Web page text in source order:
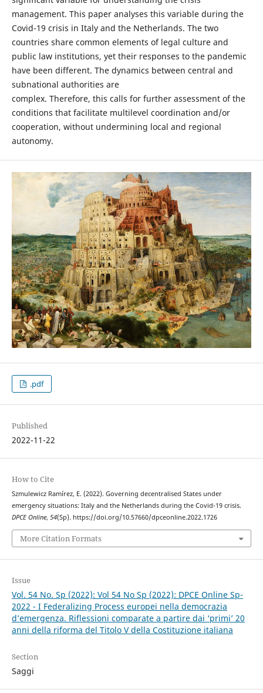
management. This paper analyses this variable during the
Covid-19 crisis in Italy and the Netherlands. The two
countries share common elements of legal culture and
public law institutions, yet their responses to the pandemic
have been different. The dynamics between central and
subnational authorities are
complex. Therefore, this calls for further assessment of the
conditions that facilitate multilevel coordination and/or
cooperation, without undermining local and regional
autonomy.
.pdf
Published
2022-11-22
How to Cite
Szmulewicz Ramírez, E. (2022). Governing decentralised States under
emergency situations: Italy and the Netherlands during the Covid-19 crisis.
DPCE Online, 54(Sp). https://doi.org/10.57660/dpceonline.2022.1726
More Citation Formats
Issue
Vol. 54 No. Sp (2022): Vol 54 No Sp (2022): DPCE Online Sp-
2022 - I Federalizing Process europei nella democrazia
d’emergenza. Riflessioni comparate a partire dai ‘primi’ 20
anni della riforma del Titolo V della Costituzione italiana
Section
Saggi